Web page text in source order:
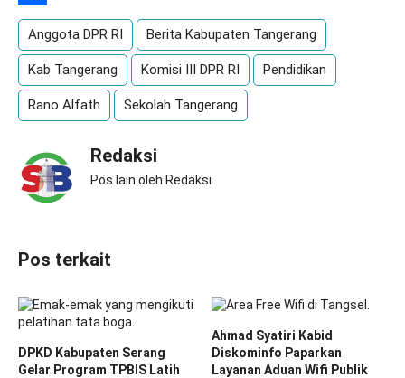
Share
Anggota DPR RI Berita Kabupaten Tangerang
Kab Tangerang Komisi III DPR RI Pendidikan
Rano Alfath Sekolah Tangerang
Redaksi
Pos lain oleh Redaksi
Pos terkait
DPKD Kabupaten Serang
Gelar Program TPBIS Latih
Ahmad Syatiri Kabid
Diskominfo Paparkan
Layanan Aduan Wifi Publik